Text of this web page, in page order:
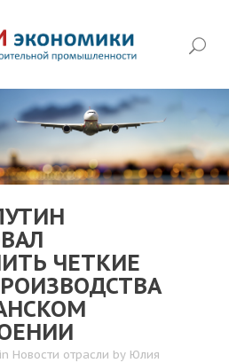
ЧЕТКИЕ
in Новости отрасли by Юлия